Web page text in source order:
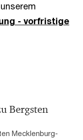
- vorfristige
Bergsten
Mecklenburg-